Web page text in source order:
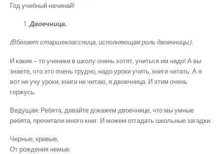
Год учебный начинай!
Двоечница.
(Вбегает старшеклассница, исполняющая роль двоечницы).
И какие – то ученики в школу очень хотят, учиться им надо! А вы
знаете, что это очень трудно, надо уроки учить, книги читать. А я
вот не учу уроки, книги не читаю, я двоечница. И этим очень
горжусь.
Ведущая: Ребята, давайте докажем двоечнице, что мы умные
ребята, прочитали много книг. И можем отгадать школьные загадки.
Черные, кривые,
От рождения немые.